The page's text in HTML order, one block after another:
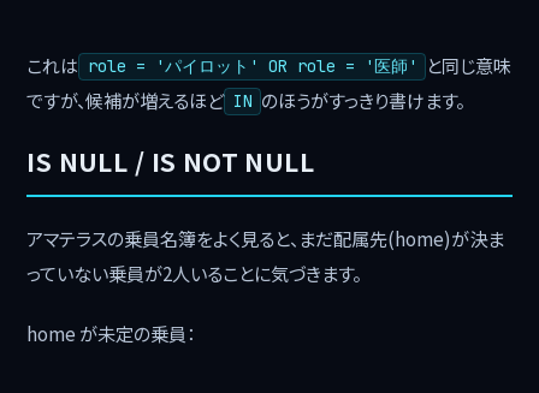
これは role = 'パイロット' OR role = '医師' と同じ意味
ですが、候補が増えるほど IN のほうがすっきり書けます。
IS NULL / IS NOT NULL
アマテラスの乗員名簿をよく見ると、まだ配属先(home)が決ま
っていない乗員が2人いることに気づきます。
home が未定の乗員：